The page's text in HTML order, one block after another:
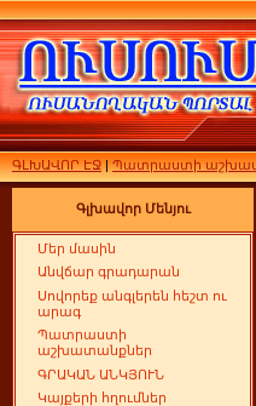
ԳԼԽԱՎՈՐ ԷՋ|Պատրաստի
Գլխավոր Մենյու
Մեր մասին
Անվճար գրադարան
Սովորեք անգլերեն հեշտ ու
արագ
Պատրաստի
աշխատանքներ
ԳՐԱԿԱՆ ԱՆԿՅՈՒՆ
Կայքերի հղումներ